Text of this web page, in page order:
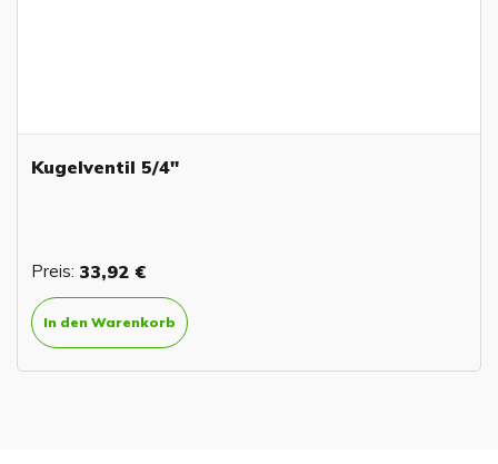
Kugelventil 5/4"
Preis: 33,92 €
In den Warenkorb